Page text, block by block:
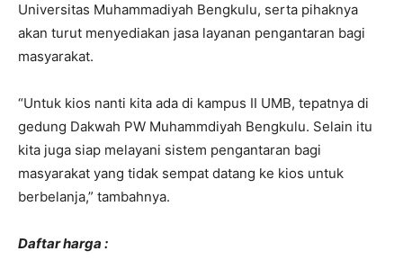
Universitas Muhammadiyah Bengkulu, serta pihaknya
akan turut menyediakan jasa layanan pengantaran bagi
masyarakat.
“Untuk kios nanti kita ada di kampus II UMB, tepatnya di
gedung Dakwah PW Muhammdiyah Bengkulu. Selain itu
kita juga siap melayani sistem pengantaran bagi
masyarakat yang tidak sempat datang ke kios untuk
berbelanja,” tambahnya.
Daftar harga :